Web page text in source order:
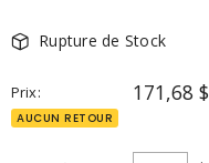
Rupture de Stock
Prix 171,68 $
AUCUN RETOUR